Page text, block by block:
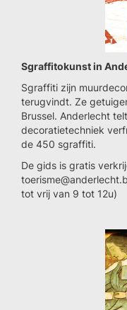
Sgraffitokunst in
Sgraffiti zijn
terugvindt. Ze
Brussel. Anderlecht
decoratietechniek
de 450 sgraffiti.
De gids is gratis
tot vrij van 9 tot 12u)